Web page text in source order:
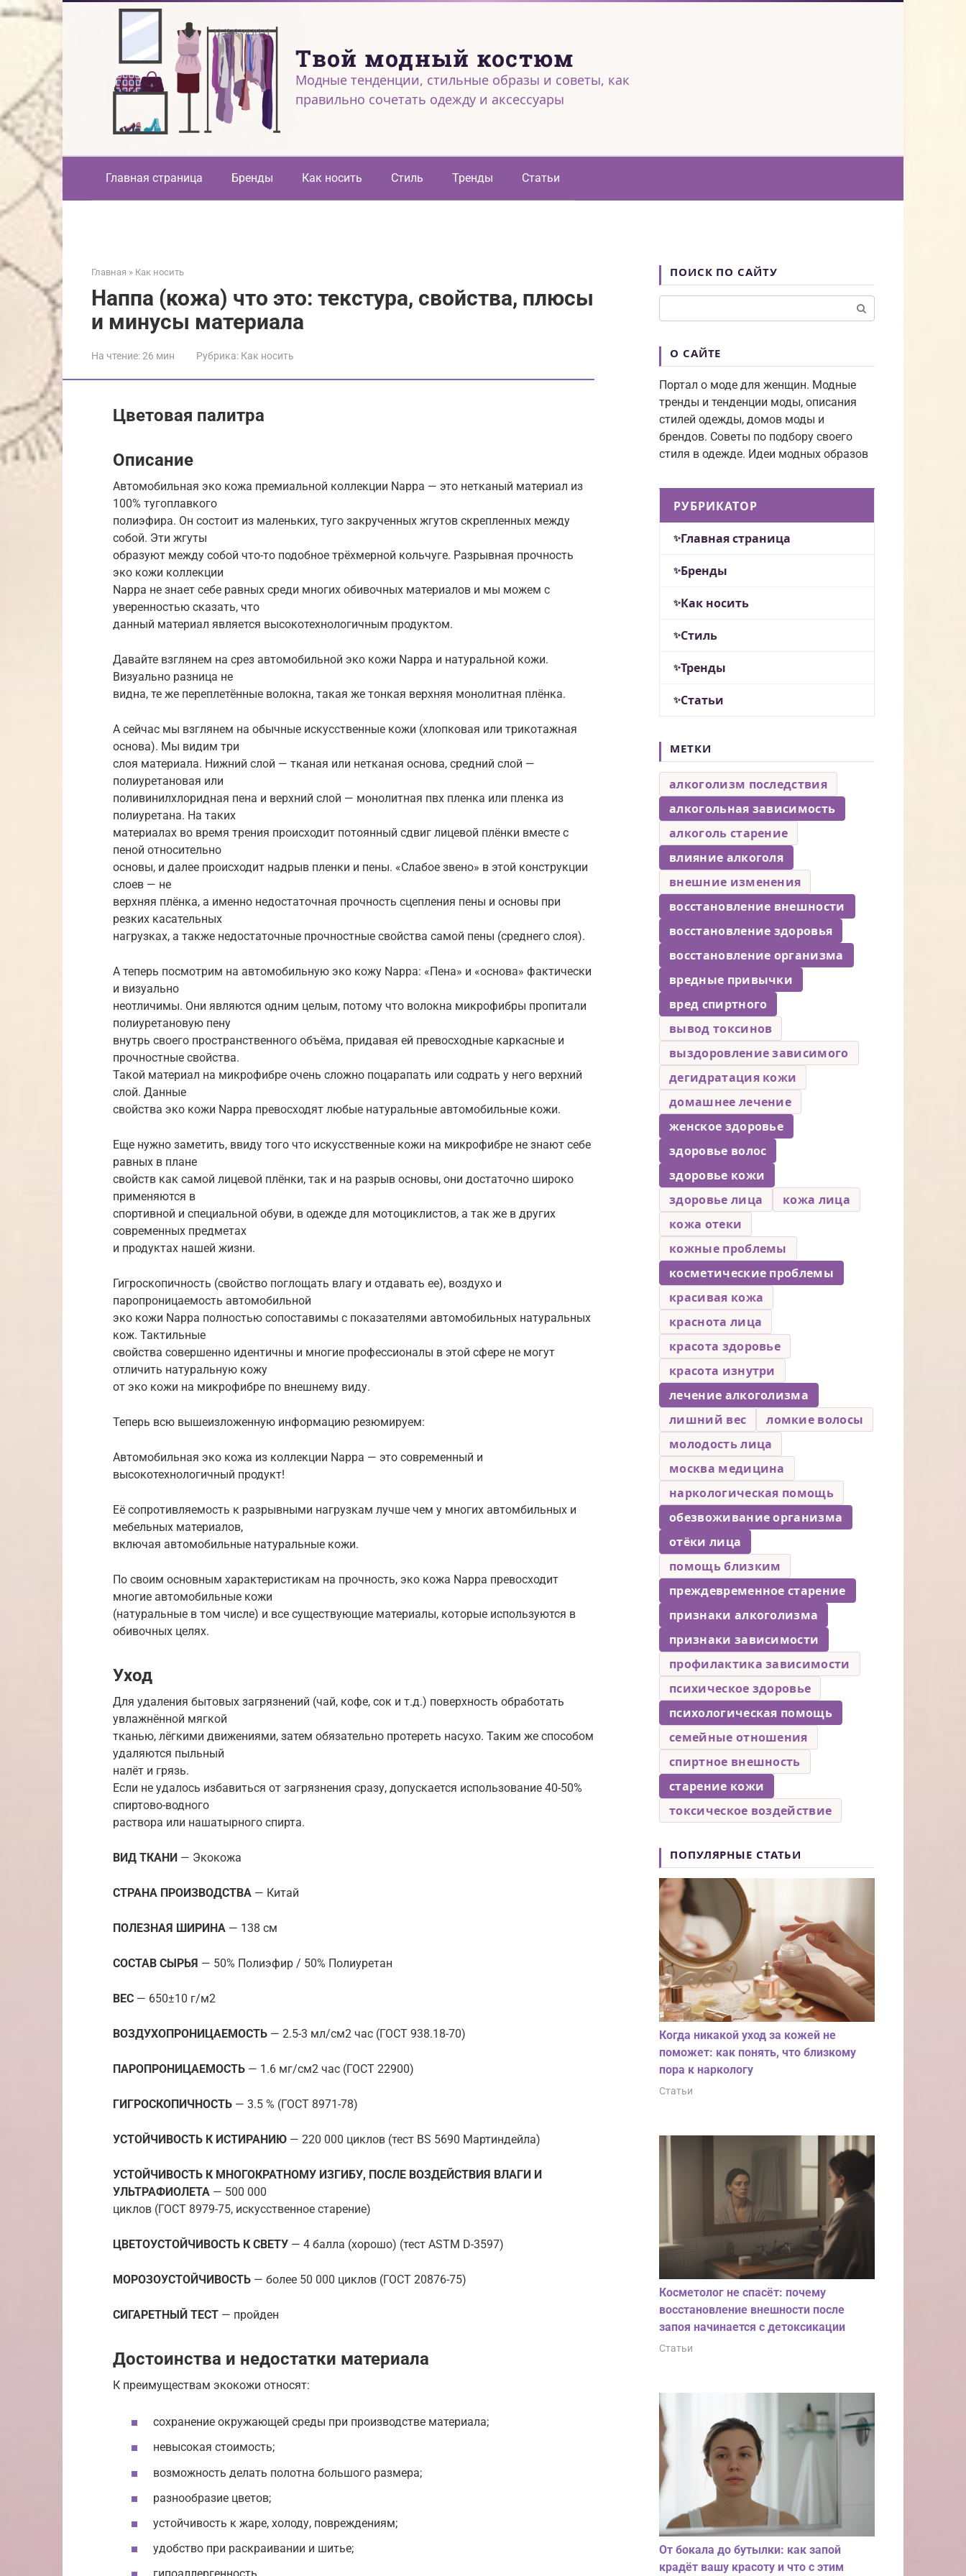
Перейти
Твой модный костюм
Модные тенденции, стильные образы и советы, как
правильно сочетать одежду и аксессуары
Главная страница Бренды Как носить Стиль Тренды Статьи
Главная » Как носить
Наппа (кожа) что это: текстура, свойства, плюсы
и минусы материала
На чтение:26 мин Рубрика: Как носить
Цветовая палитра
Описание
Автомобильная эко кожа премиальной коллекции Nappa — это нетканый материал из
100% тугоплавкого
полиэфира. Он состоит из маленьких, туго закрученных жгутов скрепленных между
собой. Эти жгуты
образуют между собой что-то подобное трёхмерной кольчуге. Разрывная прочность
эко кожи коллекции
Nappa не знает себе равных среди многих обивочных материалов и мы можем с
уверенностью сказать, что
данный материал является высокотехнологичным продуктом.
Давайте взглянем на срез автомобильной эко кожи Nappa и натуральной кожи.
Визуально разница не
видна, те же переплетённые волокна, такая же тонкая верхняя монолитная плёнка.
А сейчас мы взглянем на обычные искусственные кожи (хлопковая или трикотажная
основа). Мы видим три
слоя материала. Нижний слой — тканая или нетканая основа, средний слой —
полиуретановая или
поливинилхлоридная пена и верхний слой — монолитная пвх пленка или пленка из
полиуретана. На таких
материалах во время трения происходит потоянный сдвиг лицевой плёнки вместе с
пеной относительно
основы, и далее происходит надрыв пленки и пены. «Слабое звено» в этой конструкции
слоев — не
верхняя плёнка, а именно недостаточная прочность сцепления пены и основы при
резких касательных
нагрузках, а также недостаточные прочностные свойства самой пены (среднего слоя).
А теперь посмотрим на автомобильную эко кожу Nappa: «Пена» и «основа» фактически
и визуально
неотличимы. Они являются одним целым, потому что волокна микрофибры пропитали
полиуретановую пену
внутрь своего пространственного объёма, придавая ей превосходные каркасные и
прочностные свойства.
Такой материал на микрофибре очень сложно поцарапать или содрать у него верхний
слой. Данные
свойства эко кожи Nappa превосходят любые натуральные автомобильные кожи.
Еще нужно заметить, ввиду того что искусственные кожи на микрофибре не знают себе
равных в плане
свойств как самой лицевой плёнки, так и на разрыв основы, они достаточно широко
применяются в
спортивной и специальной обуви, в одежде для мотоциклистов, а так же в других
современных предметах
и продуктах нашей жизни.
Гигроскопичность (свойство поглощать влагу и отдавать ее), воздухо и
паропроницаемость автомобильной
эко кожи Nappa полностью сопоставимы с показателями автомобильных натуральных
кож. Тактильные
свойства совершенно идентичны и многие профессионалы в этой сфере не могут
отличить натуральную кожу
от эко кожи на микрофибре по внешнему виду.
Теперь всю вышеизложенную информацию резюмируем:
Автомобильная эко кожа из коллекции Nappa — это современный и
высокотехнологичный продукт!
Её сопротивляемость к разрывными нагрузкам лучше чем у многих автомбильных и
мебельных материалов,
включая автомобильные натуральные кожи.
По своим основным характеристикам на прочность, эко кожа Nappa превосходит
многие автомобильные кожи
(натуральные в том числе) и все существующие материалы, которые используются в
обивочных целях.
Уход
Для удаления бытовых загрязнений (чай, кофе, сок и т.д.) поверхность обработать
увлажнённой мягкой
тканью, лёгкими движениями, затем обязательно протереть насухо. Таким же способом
удаляются пыльный
налёт и грязь.
Если не удалось избавиться от загрязнения сразу, допускается использование 40-50%
спиртово-водного
раствора или нашатырного спирта.
ВИД ТКАНИ — Экокожа
СТРАНА ПРОИЗВОДСТВА — Китай
ПОЛЕЗНАЯ ШИРИНА — 138 см
СОСТАВ СЫРЬЯ — 50% Полиэфир / 50% Полиуретан
ВЕС — 650±10 г/м2
ВОЗДУХОПРОНИЦАЕМОСТЬ — 2.5-3 мл/см2 час (ГОСТ 938.18-70)
ПАРОПРОНИЦАЕМОСТЬ — 1.6 мг/см2 час (ГОСТ 22900)
ГИГРОСКОПИЧНОСТЬ — 3.5 % (ГОСТ 8971-78)
УСТОЙЧИВОСТЬ К ИСТИРАНИЮ — 220 000 циклов (тест BS 5690 Мартиндейла)
УСТОЙЧИВОСТЬ К МНОГОКРАТНОМУ ИЗГИБУ, ПОСЛЕ ВОЗДЕЙСТВИЯ ВЛАГИ И
УЛЬТРАФИОЛЕТА — 500 000
циклов (ГОСТ 8979-75, искусственное старение)
ЦВЕТОУСТОЙЧИВОСТЬ К СВЕТУ — 4 балла (хорошо) (тест ASTM D-3597)
МОРОЗОУСТОЙЧИВОСТЬ — более 50 000 циклов (ГОСТ 20876-75)
СИГАРЕТНЫЙ ТЕСТ — пройден
Достоинства и недостатки материала
К преимуществам экокожи относят:
сохранение окружающей среды при производстве материала;
невысокая стоимость;
возможность делать полотна большого размера;
разнообразие цветов;
устойчивость к жаре, холоду, повреждениям;
удобство при раскраивании и шитье;
ПОИСК ПО САЙТУ
О САЙТЕ
Портал о моде для женщин. Модные
тренды и тенденции моды, описания
стилей одежды, домов моды и
брендов. Советы по подбору своего
стиля в одежде. Идеи модных образов
РУБРИКАТОР
Главная страница
Бренды
Как носить
Стиль
Тренды
Статьи
МЕТКИ
алкоголизм последствия
алкогольная зависимость
алкоголь старение
влияние алкоголя
внешние изменения
восстановление внешности
восстановление здоровья
восстановление организма
вредные привычки
вред спиртного
вывод токсинов
выздоровление зависимого
дегидратация кожи
домашнее лечение
женское здоровье
здоровье волос
здоровье кожи
здоровье лица
кожа лица
кожа отеки
кожные проблемы
косметические проблемы
красивая кожа
краснота лица
красота здоровье
красота изнутри
лечение алкоголизма
лишний вес
ломкие волосы
молодость лица
москва медицина
наркологическая помощь
обезвоживание организма
отёки лица
помощь близким
преждевременное старение
признаки алкоголизма
признаки зависимости
профилактика зависимости
психическое здоровье
психологическая помощь
семейные отношения
спиртное внешность
старение кожи
токсическое воздействие
ПОПУЛЯРНЫЕ СТАТЬИ
Когда никакой уход за кожей не
поможет: как понять, что близкому
пора к наркологу
Статьи
Косметолог не спасёт: почему
восстановление внешности после
запоя начинается с детоксикации
Статьи
От бокала до бутылки: как запой
крадёт вашу красоту и что с этим